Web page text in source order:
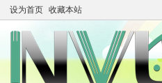
设为首页 收藏本站